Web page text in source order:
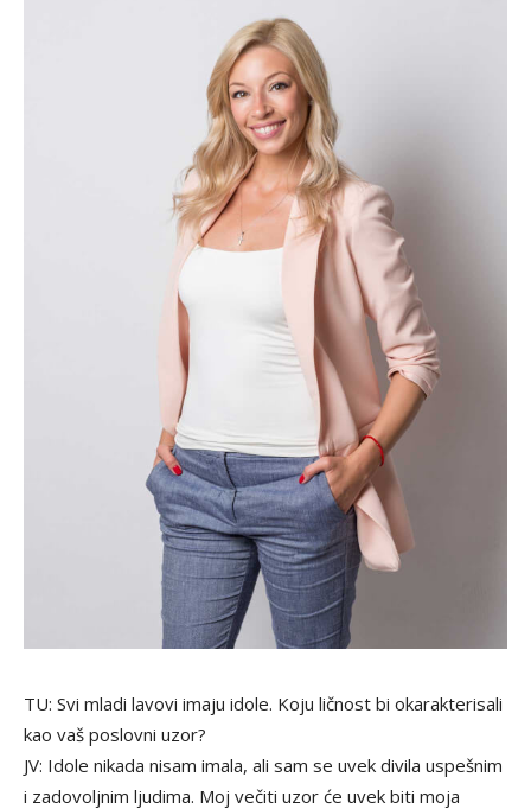
TU: Svi mladi lavovi imaju idole. Koju ličnost bi okarakterisali
kao vaš poslovni uzor?
JV: Idole nikada nisam imala, ali sam se uvek divila uspešnim
i zadovoljnim ljudima. Moj večiti uzor će uvek biti moja